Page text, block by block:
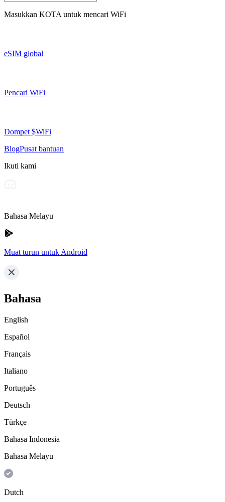
Masukkan KOTA untuk mencari WiFi
eSIM global
Pencari WiFi
Dompet $WiFi
BlogPusat bantuan
Ikuti kami
Bahasa Melayu
Muat turun untuk Android
Bahasa
English
Español
Français
Italiano
Português
Deutsch
Türkçe
Bahasa Indonesia
Bahasa Melayu
Dutch